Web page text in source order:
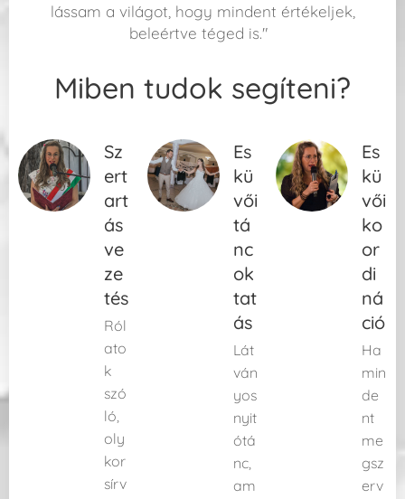
lássam a világot, hogy mindent értékeljek,
beleértve téged is."
Miben tudok segíteni?
Sz
ert
art
ás
ve
ze
tés
Ról
ato
k
szó
ló,
oly
kor
sírv
Es
kü
vői
tá
nc
ok
tat
ás
Lát
ván
yos
nyit
ótá
nc,
am
Es
kü
vői
ko
or
di
ná
ció
Ha
min
de
nt
me
gsz
erv